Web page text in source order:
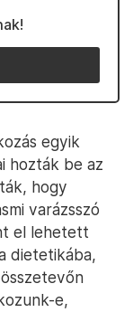
egyik
hozták be az
hogy
varázsszó
el lehetett
dietetikába,
e,